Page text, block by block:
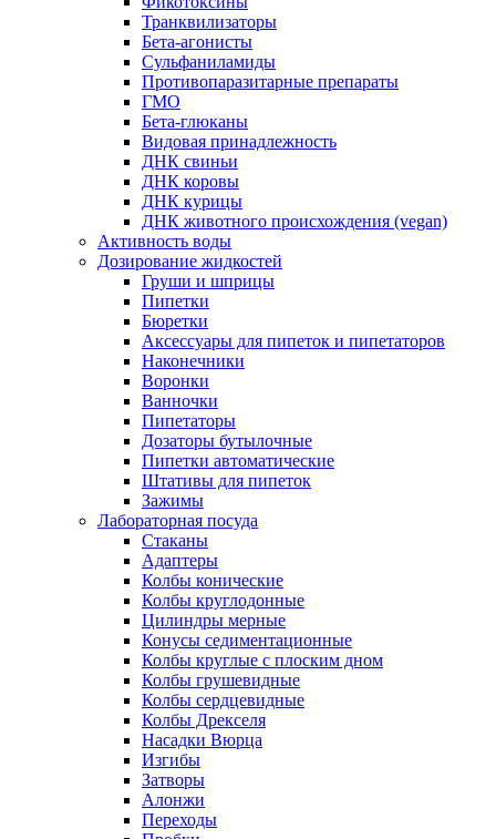
Транквилизаторы
Бета-агонисты
Сульфаниламиды
Противопаразитарные препараты
ГМО
Бета-глюканы
Видовая принадлежность
ДНК свиньи
ДНК коровы
ДНК курицы
ДНК животного происхождения (vegan)
Активность воды
Дозирование жидкостей
Груши и шприцы
Пипетки
Бюретки
Аксессуары для пипеток и пипетаторов
Наконечники
Воронки
Ванночки
Пипетаторы
Дозаторы бутылочные
Пипетки автоматические
Штативы для пипеток
Зажимы
Лабораторная посуда
Стаканы
Адаптеры
Колбы конические
Колбы круглодонные
Цилиндры мерные
Конусы седиментационные
Колбы круглые с плоским дном
Колбы грушевидные
Колбы сердцевидные
Колбы Дрекселя
Насадки Вюрца
Изгибы
Затворы
Алонжи
Переходы